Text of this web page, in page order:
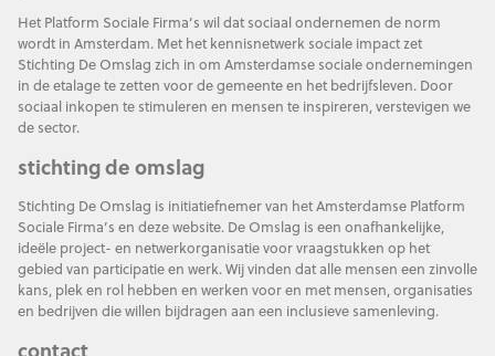
Het Platform Sociale Firma’s wil dat sociaal ondernemen de norm
wordt in Amsterdam. Met het kennisnetwerk sociale impact zet
Stichting De Omslag zich in om Amsterdamse sociale ondernemingen
in de etalage te zetten voor de gemeente en het bedrijfsleven. Door
sociaal inkopen te stimuleren en mensen te inspireren, verstevigen we
de sector.
stichting de omslag
Stichting De Omslag is initiatiefnemer van het Amsterdamse Platform
Sociale Firma’s en deze website. De Omslag is een onafhankelijke,
ideële project- en netwerkorganisatie voor vraagstukken op het
gebied van participatie en werk. Wij vinden dat alle mensen een zinvolle
kans, plek en rol hebben en werken voor en met mensen, organisaties
en bedrijven die willen bijdragen aan een inclusieve samenleving.